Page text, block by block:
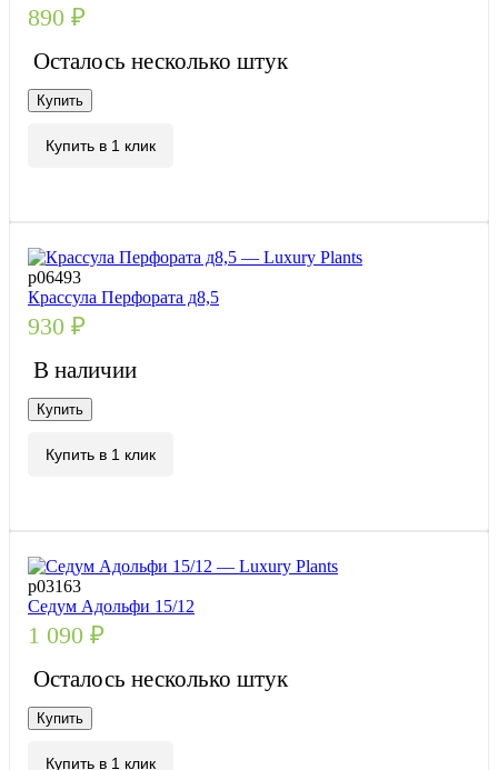
890 ₽
Осталось несколько штук
Купить
Купить в 1 клик
р06493
Крассула Перфората д8,5
930 ₽
В наличии
Купить
Купить в 1 клик
р03163
Седум Адольфи 15/12
1 090 ₽
Осталось несколько штук
Купить
Купить в 1 клик